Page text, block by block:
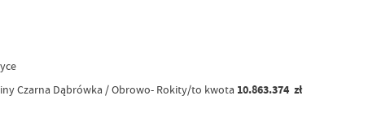
Czarna Dąbrówka / Obrowo- Rokity/to kwota 10.863.374 zł